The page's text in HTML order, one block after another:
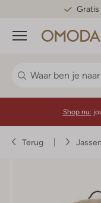
Gratis
Menu
Shop nu:
Terug